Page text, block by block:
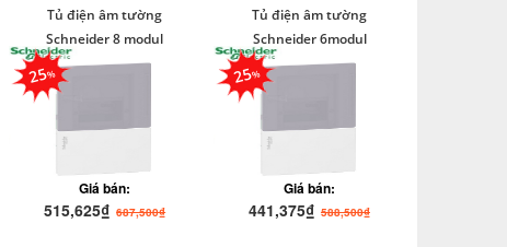
Tủ điện âm tường
Schneider 8 modul
25
Giá bán:
515,625₫ 687,500₫
Tủ điện âm tường
Schneider 6modul
25
Giá bán:
441,375₫ 588,500₫